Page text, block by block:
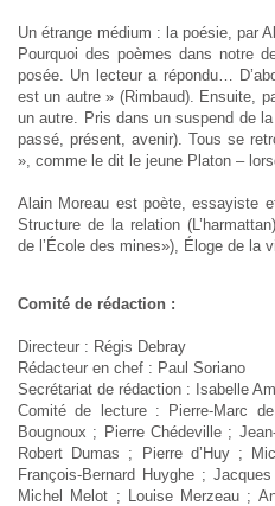
Un étrange médium : la poésie, par
Pourquoi des poèmes dans notre
posée. Un lecteur a répondu…
est un autre » (Rimbaud). Ensuite,
un autre. Pris dans un suspend de
passé, présent, avenir). Tous se
», comme le dit le jeune Platon –
Alain Moreau est poète, essayiste
Structure de la relation
de l’École des mines»), Éloge de la
Comité de rédaction :
Directeur : Régis Debray
Rédacteur en chef : Paul Soriano
Secrétariat de rédaction : Isabelle
Comité de lecture : Pierre-Marc
Bougnoux ; Pierre Chédeville ;
Robert Dumas ; Pierre d’Huy ;
François-Bernard Huyghe ;
Michel Melot ; Louise Merzeau ;